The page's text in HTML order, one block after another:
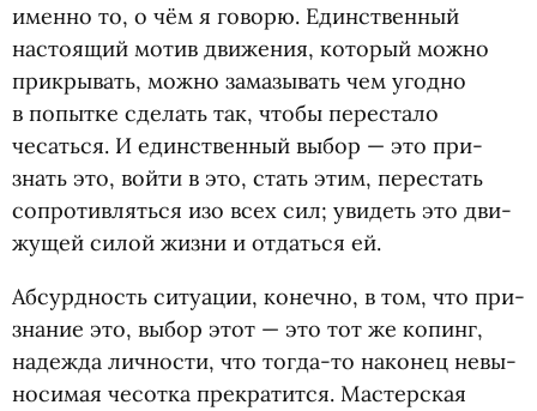
именно то, о чём я говорю. Един­ствен­ный
насто­я­щий мотив дви­же­ния, кото­рый можно
при­кры­вать, можно зама­зы­вать чем угодно
в попытке сделать так, чтобы пере­стало
чесаться. И един­ствен­ный выбор — это при­
знать это, войти в это, стать этим, пере­стать
сопро­тив­ляться изо всех сил; уви­деть это дви­
жу­щей силой жизни и отдаться ей.
Абсурд­ность ситу­а­ции, конечно, в том, что при­
зна­ние это, выбор этот — это тот же копинг,
надежда лич­но­сти, что тогда-то нако­нец невы­
но­си­мая чесотка пре­кра­тится. Мастер­ская